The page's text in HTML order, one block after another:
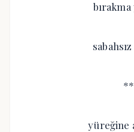
yüreğine